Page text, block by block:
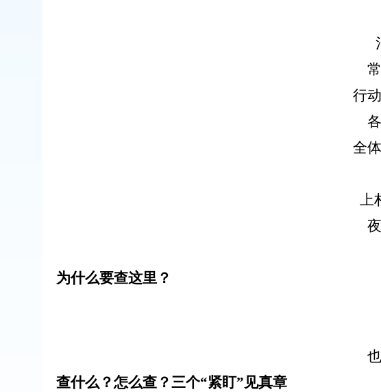
行
全
上
为什么要查这里？
查什么？怎么查？三个“紧盯”见真章